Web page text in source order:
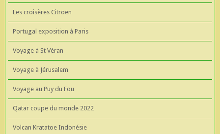
Les croisères Citroen
Portugal exposition à Paris
Voyage à St Véran
Voyage à Jérusalem
Voyage au Puy du Fou
Qatar coupe du monde 2022
Volcan Kratatoe Indonésie